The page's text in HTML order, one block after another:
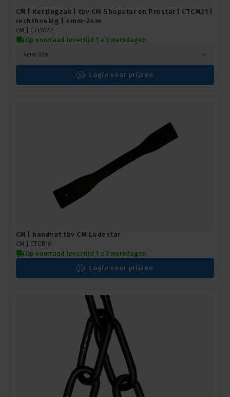
CM | Kettingzak | tbv CM Shopstar en Prostar | CTCM21 |
rechthoekig | 4mm-24m
CM | CTCM22
Op voorraad levertijd 1 a 3 werkdagen
4mm-32m
Login voor prijzen
CM | handvat tbv CM Lodestar
CM | CTCB10
Op voorraad levertijd 1 a 3 werkdagen
Login voor prijzen